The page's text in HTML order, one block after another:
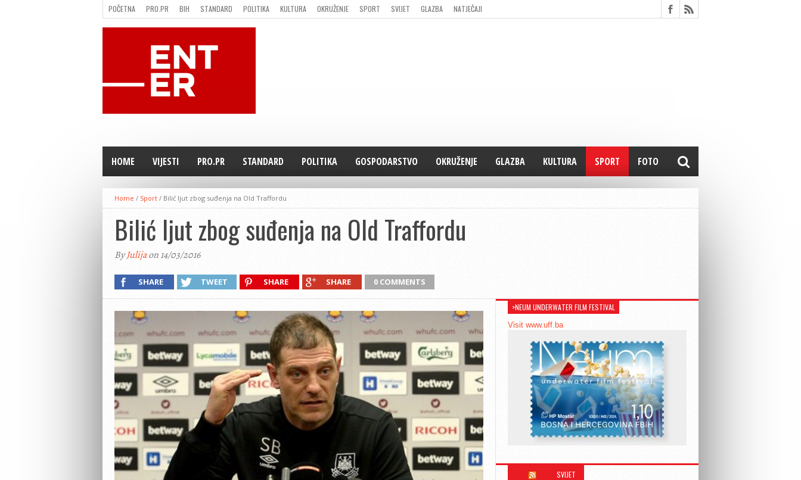
POČETNA PRO.PR BIH STANDARD POLITIKA KULTURA OKRUŽENJE SPORT SVIJET GLAZBA
NATJEČAJI
FILMING LOCATION IN BH
KONTAKT
HOME VIJESTI PRO.PR STANDARD POLITIKA GOSPODARSTVO OKRUŽENJE GLAZBA KULTURA SPORT FOTO
Home / Sport / Bilić ljut zbog suđenja na Old Traffordu
Bilić ljut zbog suđenja na Old Traffordu
ByJulijaon 14/03/2016
SHARE TWEET SHARE SHARE 0 COMMENTS
>NEUM UNDERWATER FILM FESTIVAL
Visit www.uff.ba
SVIJET